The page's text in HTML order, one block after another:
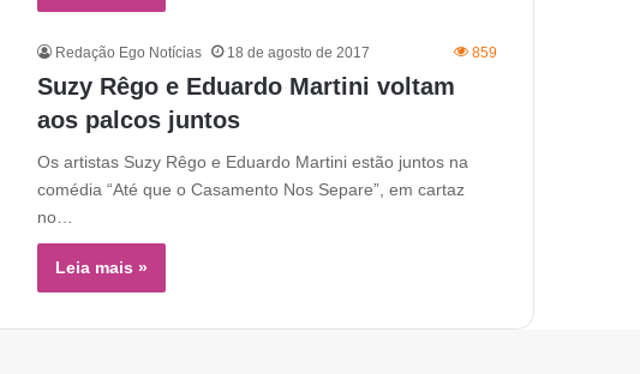
Redação Ego Notícias 18 de agosto de 2017 859
Suzy Rêgo e Eduardo Martini voltam
aos palcos juntos
Os artistas Suzy Rêgo e Eduardo Martini estão juntos na
comédia “Até que o Casamento Nos Separe”, em cartaz
no…
Leia mais »